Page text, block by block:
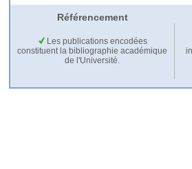
Référencement
Les publications encodées
constituent la bibliographie académique
de l'Université.